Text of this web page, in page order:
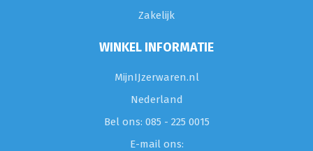
Zakelijk
WINKEL INFORMATIE
MijnIJzerwaren.nl
Nederland
Bel ons: 085 - 225 0015
E-mail ons: